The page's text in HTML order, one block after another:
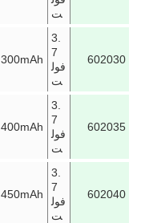
ت
602030
3.
7
فول
ت
300mAh
602035
3.
7
فول
ت
400mAh
602040
3.
7
فول
ت
450mAh